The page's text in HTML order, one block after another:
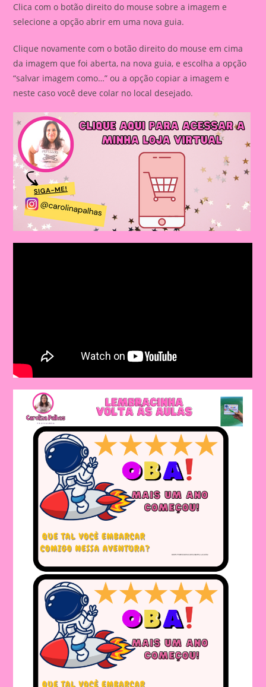
Clica com o botão direito do mouse sobre a imagem e
selecione a opção abrir em uma nova guia.
Clique novamente com o botão direito do mouse em cima
da imagem que foi aberta, na nova guia, e escolha a opção
“salvar imagem como…” ou a opção copiar a imagem e
neste caso você deve colar no local desejado.